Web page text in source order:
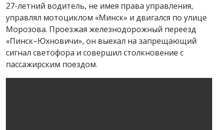
27-летний водитель, не имея права управления,
управлял мотоциклом «Минск» и двигался по улице
Морозова. Проезжая железнодорожный переезд
«Пинск–Юхновичи», он выехал на запрещающий
сигнал светофора и совершил столкновение с
пассажирским поездом.